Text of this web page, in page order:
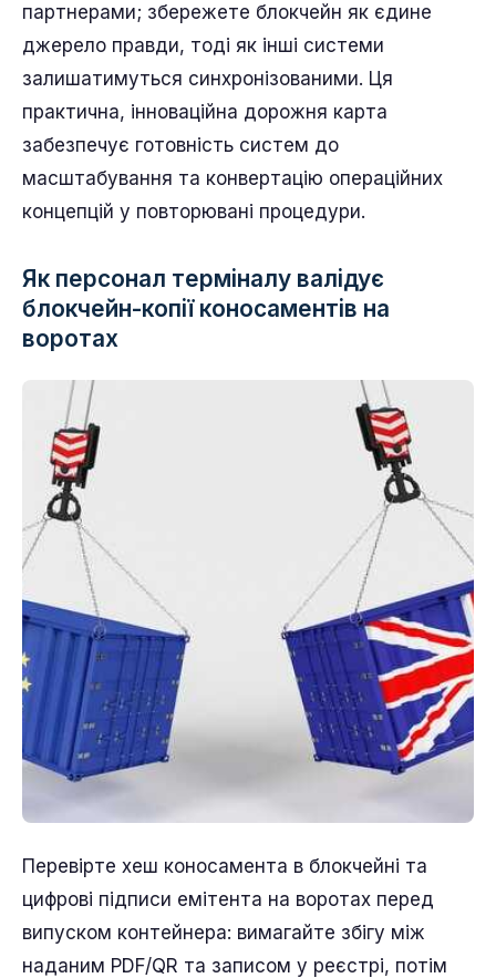
партнерами; збережете блокчейн як єдине
джерело правди, тоді як інші системи
залишатимуться синхронізованими. Ця
практична, інноваційна дорожня карта
забезпечує готовність систем до
масштабування та конвертацію операційних
концепцій у повторювані процедури.
Як персонал терміналу валідує
блокчейн-копії коносаментів на
воротах
Перевірте хеш коносамента в блокчейні та
цифрові підписи емітента на воротах перед
випуском контейнера: вимагайте збігу між
наданим PDF/QR та записом у реєстрі, потім